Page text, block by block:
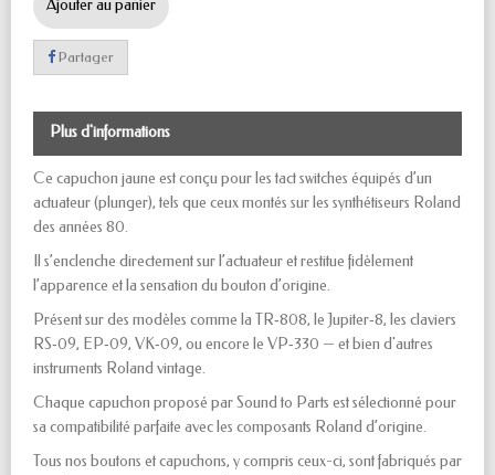
Ajouter au panier
Partager
Plus d'informations
Ce capuchon jaune est conçu pour les tact switches équipés d’un
actuateur (plunger), tels que ceux montés sur les synthétiseurs Roland
des années 80.
Il s’enclenche directement sur l’actuateur et restitue fidèlement
l’apparence et la sensation du bouton d’origine.
Présent sur des modèles comme la TR‑808, le Jupiter‑8, les claviers
RS‑09, EP‑09, VK‑09, ou encore le VP‑330 — et bien d'autres
instruments Roland vintage.
Chaque capuchon proposé par Sound to Parts est sélectionné pour
sa compatibilité parfaite avec les composants Roland d’origine.
Tous nos boutons et capuchons, y compris ceux-ci, sont fabriqués par